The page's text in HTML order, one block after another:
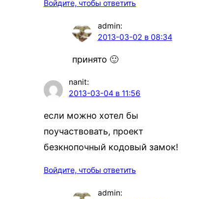
Войдите, чтобы ответить
admin:
2013-03-02 в 08:34
принято 🙂
nanit:
2013-03-04 в 11:56
если можно хотел бы
поучаствовать, проект
безкнопочный кодовый замок!
Войдите, чтобы ответить
admin: